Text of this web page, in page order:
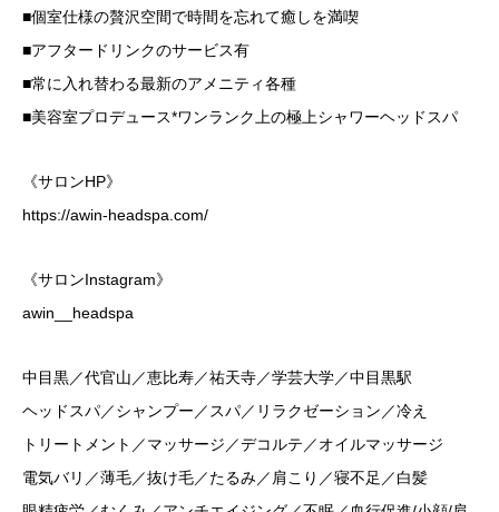
■個室仕様の贅沢空間で時間を忘れて癒しを満喫
■アフタードリンクのサービス有
■常に入れ替わる最新のアメニティ各種
■美容室プロデュース*ワンランク上の極上シャワーヘッドスパ
《サロンHP》
https://awin-headspa.com/
《サロンInstagram》
awin__headspa
中目黒／代官山／恵比寿／祐天寺／学芸大学／中目黒駅
ヘッドスパ／シャンプー／スパ／リラクゼーション／冷え
トリートメント／マッサージ／デコルテ／オイルマッサージ
電気バリ／薄毛／抜け毛／たるみ／肩こり／寝不足／白髪